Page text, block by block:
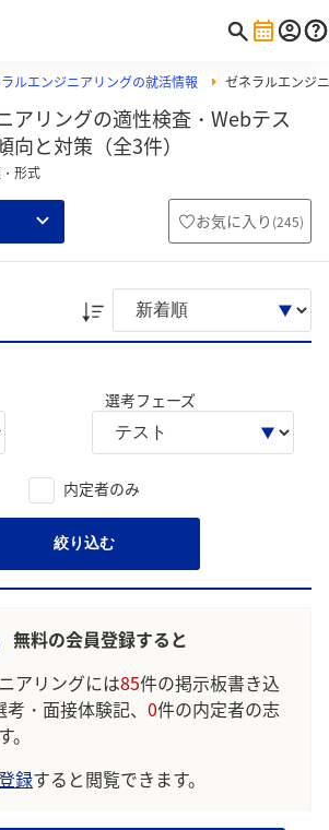
ルエンジニアリングの就活情報 ゼネラルエンジ
アリングの適性検査・Webテス
向と対策（全3件）
形式
お気に入り (245)
選考フェーズ
内定者のみ
絞り込む
無料の会員登録すると
アリングには85件の掲示板書き込
・面接体験記、 0件の内定者の志
録すると閲覧できます。